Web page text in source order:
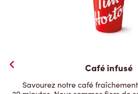
Café infusé
Savourez notre café